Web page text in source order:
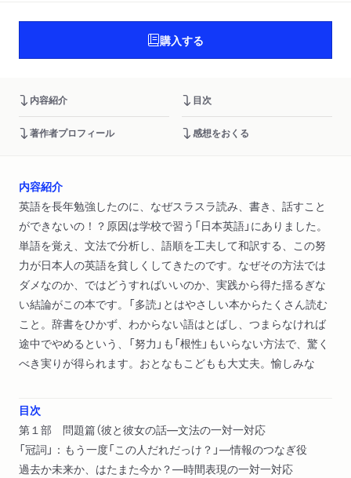
購入する
内容紹介 目次
著作者プロフィール 感想をおくる
内容紹介
英語を長年勉強したのに、なぜスラスラ読み、書き、話すこと
ができないの！？原因は学校で習う「日本英語」にありました。
単語を覚え、文法で分析し、語順を工夫して和訳する、この努
力が日本人の英語を貧しくしてきたのです。なぜその方法では
ダメなのか、ではどうすればいいのか、実践から得た揺るぎな
い結論がこの本です。「多読」とはやさしい本からたくさん読む
こと。辞書をひかず、わからない語はとばし、つまらなければ
途中でやめるという、「努力」も「根性」もいらない方法で、驚く
べき実りが得られます。おとなもこどもも大丈夫。愉しみな
目次
第１部 問題篇（彼と彼女の話―文法の一対一対応
「冠詞」：もう一度「この人だれだっけ？」―情報のつなぎ役
過去か未来か、はたまた今か？―時間表現の一対一対応